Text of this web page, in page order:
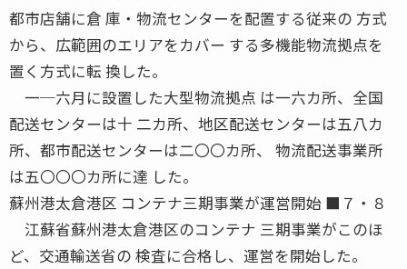
都市店舗に倉 庫・物流センターを配置する従来の 方式
から、広範囲のエリアをカバー する多機能物流拠点を
置く方式に転 換した。
一─六月に設置した大型物流拠点 は一六カ所、全国
配送センターは十 二カ所、地区配送センターは五八カ
所、都市配送センターは二〇〇カ所、 物流配送事業所
は五〇〇〇カ所に達 した。
蘇州港太倉港区 コンテナ三期事業が運営開始 ■７・８
江蘇省蘇州港太倉港区のコンテナ 三期事業がこのほ
ど、交通輸送省の 検査に合格し、運営を開始した。